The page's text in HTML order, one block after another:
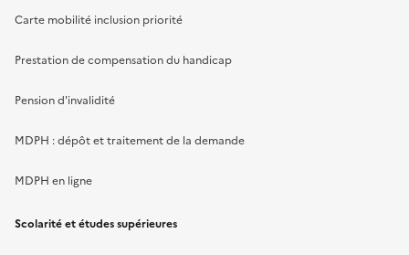
Carte mobilité inclusion priorité
Prestation de compensation du handicap
Pension d'invalidité
MDPH : dépôt et traitement de la demande
MDPH en ligne
Scolarité et études supérieures